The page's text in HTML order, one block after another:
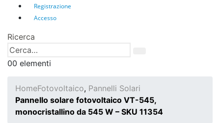
Registrazione
Accesso
Ricerca
00 elementi
HomeFotovoltaico, Pannelli Solari
Pannello solare fotovoltaico VT-545,
monocristallino da 545 W – SKU 11354